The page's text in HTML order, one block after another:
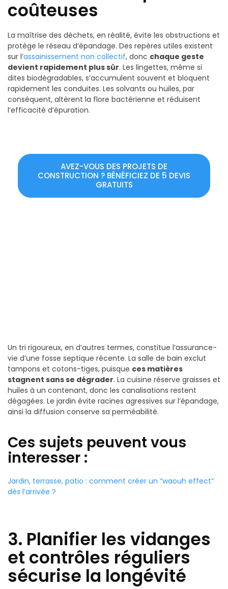
coûteuses
La maîtrise des déchets, en réalité, évite les obstructions et
protège le réseau d’épandage. Des repères utiles existent
sur l’assainissement non collectif, donc chaque geste
devient rapidement plus sûr. Les lingettes, même si
dites biodégradables, s’accumulent souvent et bloquent
rapidement les conduites. Les solvants ou huiles, par
conséquent, altèrent la flore bactérienne et réduisent
l’efficacité d’épuration.
AVEZ-VOUS DES PROJETS DE
CONSTRUCTION ? BÉNÉFICIEZ DE 5 DEVIS
GRATUITS
Un tri rigoureux, en d’autres termes, constitue l’assurance-
vie d’une fosse septique récente. La salle de bain exclut
tampons et cotons-tiges, puisque ces matières
stagnent sans se dégrader. La cuisine réserve graisses et
huiles à un contenant, donc les canalisations restent
dégagées. Le jardin évite racines agressives sur l’épandage,
ainsi la diffusion conserve sa perméabilité.
Ces sujets peuvent vous
interesser :
Jardin, terrasse, patio : comment créer un “waouh effect”
dès l’arrivée ?
3. Planifier les vidanges
et contrôles réguliers
sécurise la longévité